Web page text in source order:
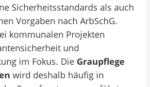
Sicherheitsstandards als auch
Vorgaben nach ArbSchG.
kommunalen Projekten
und
im Fokus. Die Graupflege
wird deshalb häufig in